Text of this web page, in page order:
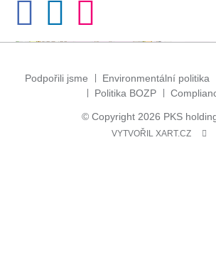
−
Podpořili jsme Environmentální politika
Politika BOZP
© Copyright 2026 PKS
VYTVOŘIL XART.CZ